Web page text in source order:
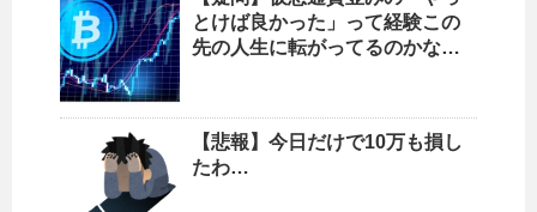
とけば良かった」って経験この
先の人生に転がってるのかな…
【悲報】今日だけで10万も損し
たわ…